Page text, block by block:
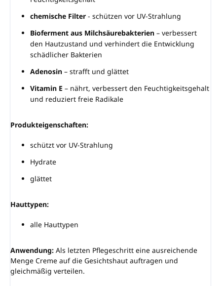
chemische Filter - schützen vor UV-Strahlung
Bioferment aus Milchsäurebakterien – verbessert
den Hautzustand und verhindert die Entwicklung
schädlicher Bakterien
Adenosin – strafft und glättet
Vitamin E – nährt, verbessert den Feuchtigkeitsgehalt
und reduziert freie Radikale
Produkteigenschaften:
schützt vor UV-Strahlung
Hydrate
glättet
Hauttypen:
alle Hauttypen
Anwendung: Als letzten Pflegeschritt eine ausreichende
Menge Creme auf die Gesichtshaut auftragen und
gleichmäßig verteilen.